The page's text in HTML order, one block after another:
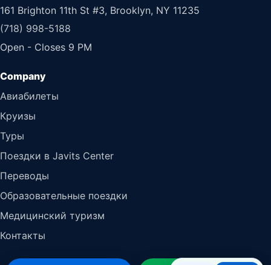
161 Brighton 11th St #3, Brooklyn, NY 11235
(718) 998-5188
Open - Closes 9 PM
Авиабилеты
Круизы
Туры
Поездки в Javits Center
Переводы
Образовательные поездки
Медицинский туризм
Контакты